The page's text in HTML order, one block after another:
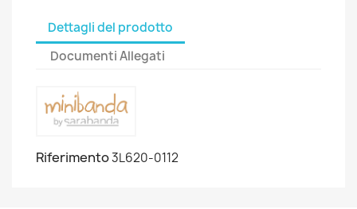
Dettagli del prodotto
Documenti Allegati
Riferimento3L620-0112